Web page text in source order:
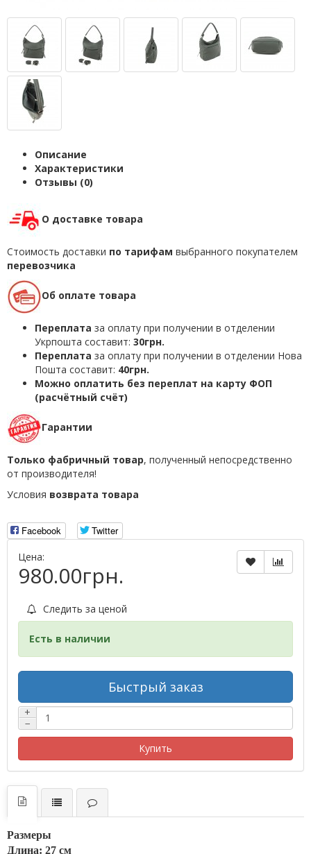
Описание
Характеристики
Отзывы (0)
О доставке товара
Стоимость доставки по тарифам выбранного покупателем
перевозчика
Об оплате товара
Переплата за оплату при получении в отделении
Укрпошта составит: 30грн.
Переплата за оплату при получении в отделении Нова
Пошта составит: 40грн.
Можно оплатить без переплат на карту ФОП
(расчётный счёт)
Гарантии
Только фабричный товар, полученный непосредственно
от производителя!
Условия возврата товара
Facebook
Twitter
Цена:
980.00грн.
Следить за ценой
Есть в наличии
Быстрый заказ
+
−
Купить
Размеры
Длина: 27 см